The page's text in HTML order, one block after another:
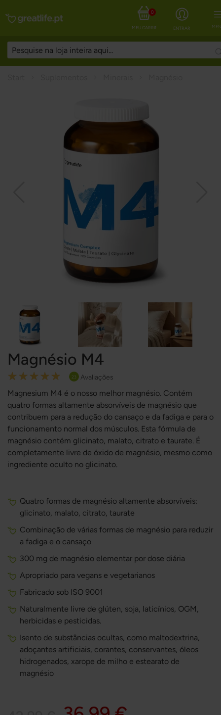
ENTRAR
MEU CARRINHO
0
Magnésio M4
Rating:
100
% of100
23 Avaliações
Magnesium M4 é o nosso melhor magnésio. Contém
quatro formas altamente absorvíveis de magnésio que
contribuem para a redução do cansaço e da fadiga e para o
funcionamento normal dos músculos. Esta fórmula de
magnésio contém glicinato, malato, citrato e taurate. É
completamente livre de óxido de magnésio, mesmo como
ingrediente oculto no glicinato.
Quatro formas de magnésio altamente absorvíveis:
glicinato, malato, citrato, taurate
Combinação de várias formas de magnésio para reduzir
a fadiga e o cansaço
300 mg de magnésio elementar por dose diária
Apropriado para vegans e vegetarianos
Fabricado sob ISO 9001
Naturalmente livre de glúten, soja, laticínios, OGM,
herbicidas e pesticidas.
Isento de substâncias ocultas, como maltodextrina,
adoçantes artificiais, corantes, conservantes, óleos
hidrogenados, xarope de milho e estearato de
magnésio